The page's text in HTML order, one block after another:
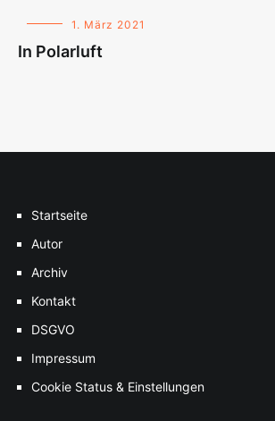
1. März 2021
In Polarluft
Startseite
Autor
Archiv
Kontakt
DSGVO
Impressum
Cookie Status & Einstellungen